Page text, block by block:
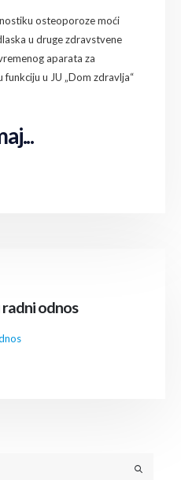
osteoporoze moći
u druge zdravstvene
aparata za
u JU „Dom zdravlja“
radni odnos